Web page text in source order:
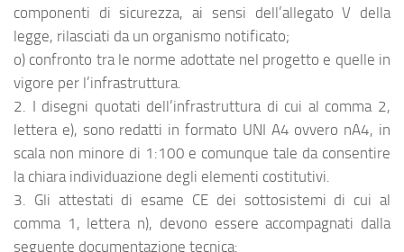
componenti di sicurezza, ai sensi dell’allegato V della
legge, rilasciati da un organismo notificato;
o) confronto tra le norme adottate nel progetto e quelle in
vigore per l’infrastruttura.
2. I disegni quotati dell’infrastruttura di cui al comma 2,
lettera e), sono redatti in formato UNI A4 ovvero nA4, in
scala non minore di 1:100 e comunque tale da consentire
la chiara individuazione degli elementi costitutivi.
3. Gli attestati di esame CE dei sottosistemi di cui al
comma 1, lettera n), devono essere accompagnati dalla
seguente documentazione tecnica: